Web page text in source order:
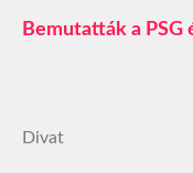
Bemutatták a
Divat